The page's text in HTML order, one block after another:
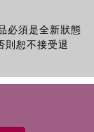
必須是全新狀態
則恕不接受退